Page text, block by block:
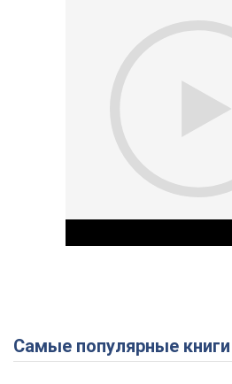
Самые популярные книги